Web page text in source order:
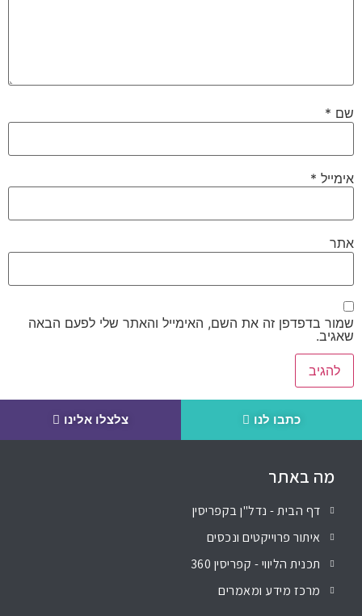
שם *
אימייל *
אתר
שמור בדפדפן זה את השם, האימייל והאתר שלי לפעם הבאה
שאגיב.
כתבו לנו צלצלו אלינו
מה באתר
דף הבית - נדל"ן בקפריסין
איתור פרוייקטים ונכסים
תכנית הליווי - קפריסין 360
מרכז מידע ומאמרים